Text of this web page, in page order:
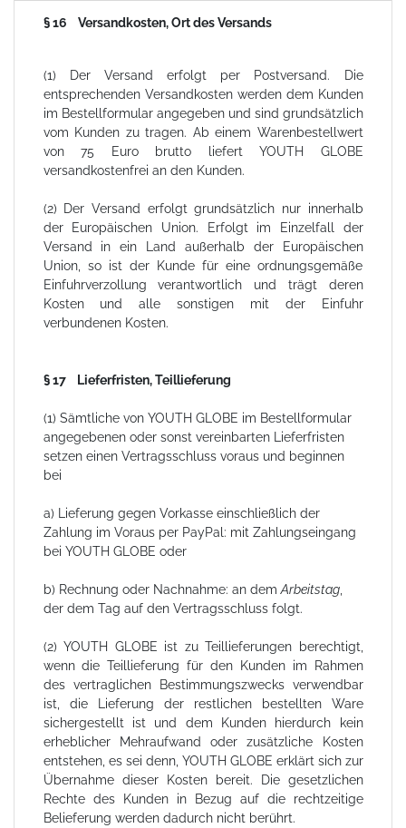
§ 16 Versandkosten, Ort des Versands
(1) Der Versand erfolgt per Postversand. Die
entsprechenden Versandkosten werden dem Kunden
im Bestellformular angegeben und sind grundsätzlich
vom Kunden zu tragen. Ab einem Warenbestellwert
von 75 Euro brutto liefert YOUTH GLOBE
versandkostenfrei an den Kunden.
(2) Der Versand erfolgt grundsätzlich nur innerhalb
der Europäischen Union. Erfolgt im Einzelfall der
Versand in ein Land außerhalb der Europäischen
Union, so ist der Kunde für eine ordnungsgemäße
Einfuhrverzollung verantwortlich und trägt deren
Kosten und alle sonstigen mit der Einfuhr
verbundenen Kosten.
§ 17 Lieferfristen, Teillieferung
(1) Sämtliche von YOUTH GLOBE im Bestellformular
angegebenen oder sonst vereinbarten Lieferfristen
setzen einen Vertragsschluss voraus und beginnen
bei
a) Lieferung gegen Vorkasse einschließlich der
Zahlung im Voraus per PayPal: mit Zahlungseingang
bei YOUTH GLOBE oder
b) Rechnung oder Nachnahme: an demArbeitstag,
der dem Tag auf den Vertragsschluss folgt.
(2) YOUTH GLOBE ist zu Teillieferungen berechtigt,
wenn die Teillieferung für den Kunden im Rahmen
des vertraglichen Bestimmungszwecks verwendbar
ist, die Lieferung der restlichen bestellten Ware
sichergestellt ist und dem Kunden hierdurch kein
erheblicher Mehraufwand oder zusätzliche Kosten
entstehen, es sei denn, YOUTH GLOBE erklärt sich zur
Übernahme dieser Kosten bereit. Die gesetzlichen
Rechte des Kunden in Bezug auf die rechtzeitige
Belieferung werden dadurch nicht berührt.